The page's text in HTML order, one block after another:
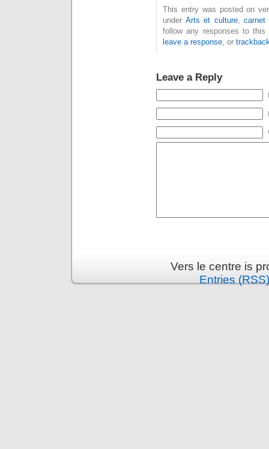
This entry was posted on
under Arts et culture, carnet
follow any responses to
leave a response, or
Leave a Reply
Vers le centre is
Entries (RSS)